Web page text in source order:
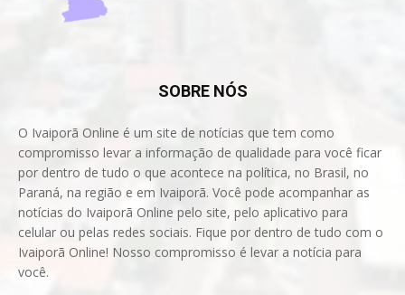
SOBRE NÓS
O Ivaiporã Online é um site de notícias que tem como
compromisso levar a informação de qualidade para você ficar
por dentro de tudo o que acontece na política, no Brasil, no
Paraná, na região e em Ivaiporã. Você pode acompanhar as
notícias do Ivaiporã Online pelo site, pelo aplicativo para
celular ou pelas redes sociais. Fique por dentro de tudo com o
Ivaiporã Online! Nosso compromisso é levar a notícia para
você.